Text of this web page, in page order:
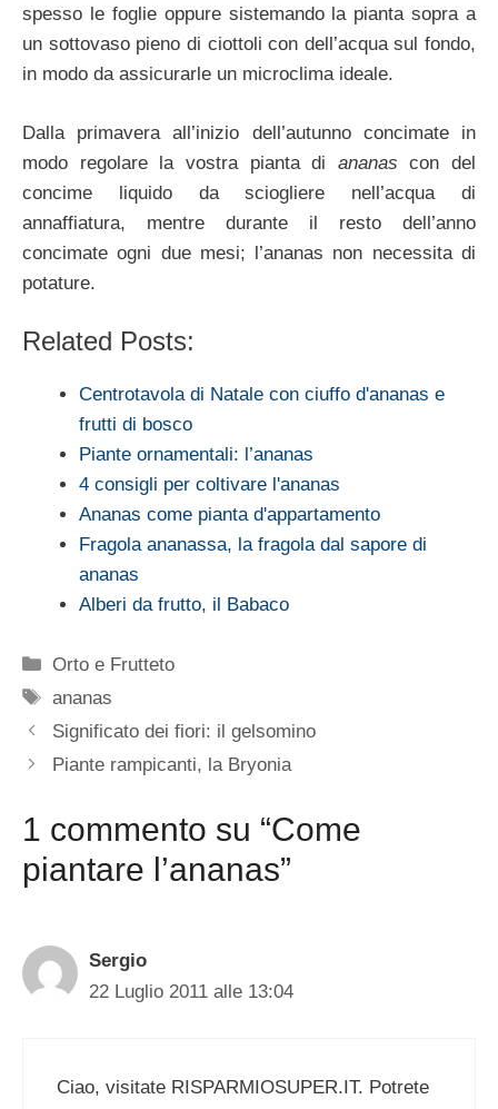
spesso le foglie oppure sistemando la pianta sopra a
un sottovaso pieno di ciottoli con dell’acqua sul fondo,
in modo da assicurarle un microclima ideale.
Dalla primavera all’inizio dell’autunno concimate in
modo regolare la vostra pianta di ananas con del
concime liquido da sciogliere nell’acqua di
annaffiatura, mentre durante il resto dell’anno
concimate ogni due mesi; l’ananas non necessita di
potature.
Related Posts:
Centrotavola di Natale con ciuffo d'ananas e
frutti di bosco
Piante ornamentali: l’ananas
4 consigli per coltivare l'ananas
Ananas come pianta d'appartamento
Fragola ananassa, la fragola dal sapore di
ananas
Alberi da frutto, il Babaco
Categorie
Orto e Frutteto
Tag
ananas
Significato dei fiori: il gelsomino
Piante rampicanti, la Bryonia
1 commento su “Come
piantare l’ananas”
Sergio
22 Luglio 2011 alle 13:04
Ciao, visitate RISPARMIOSUPER.IT. Potrete